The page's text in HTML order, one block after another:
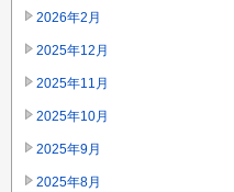
2026年2月
2025年12月
2025年11月
2025年10月
2025年9月
2025年8月